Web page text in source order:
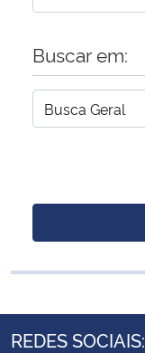
Buscar em:
REDES SOCIAIS: